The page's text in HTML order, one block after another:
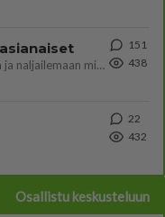
Tulevat tänne palstalle haukkumaan miehiä ja naljailemaan miehelle, kehuvat olevansa heitä parempia. Itse asuvat MIEHE
151
438
22
432
Osallistu keskusteluun